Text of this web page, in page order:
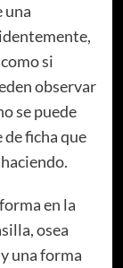
una
si
observar
se puede
ficha que
en la
osea
una forma